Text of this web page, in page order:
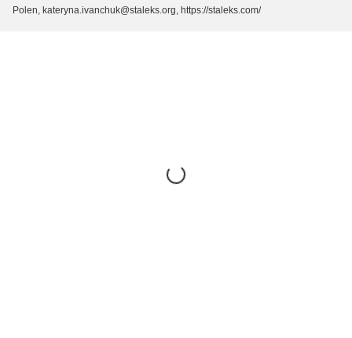
Polen, kateryna.ivanchuk@staleks.org, https://staleks.com/